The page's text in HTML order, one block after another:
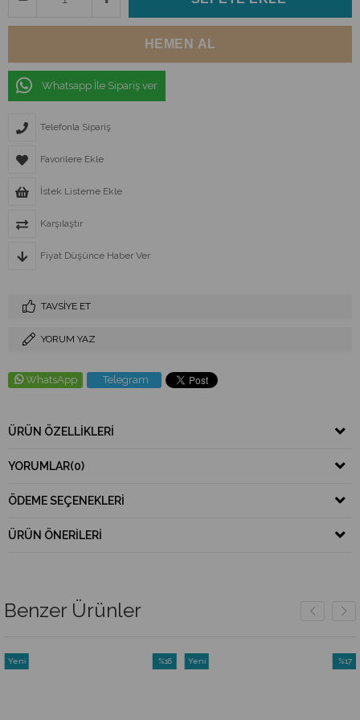
Whatsapp İle Sipariş ver
Telefonla Sipariş
Favorilere Ekle
İstek Listeme Ekle
Karşılaştır
Fiyat Düşünce Haber Ver
TAVSIYE ET
YORUM YAZ
WhatsApp Telegram
ÜRÜN ÖZELLIKLERI
YORUMLAR(0)
ÖDEME SEÇENEKLERI
ÜRÜN ÖNERILERI
Benzer Ürünler
%16
Yeni
%17
Yeni